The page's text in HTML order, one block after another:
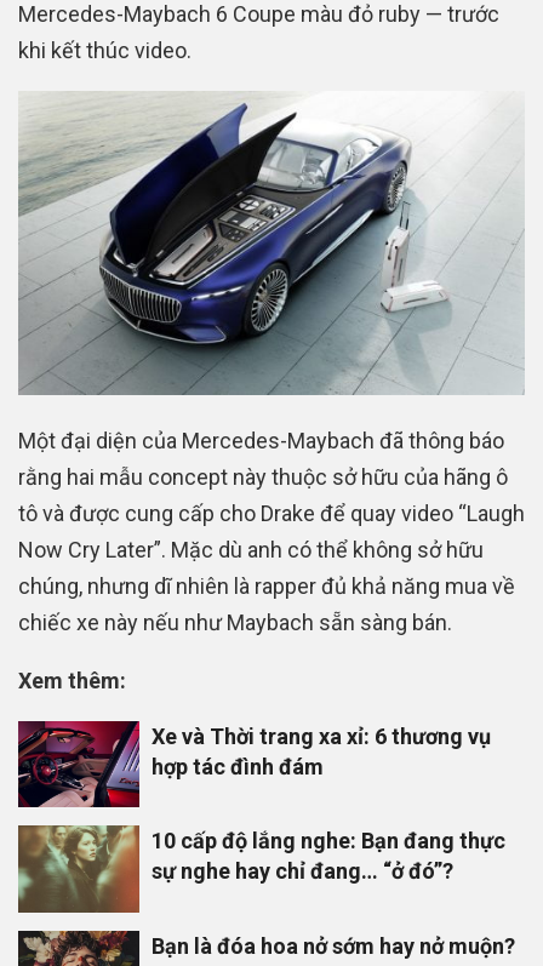
Mercedes-Maybach 6 Coupe màu đỏ ruby — trước
khi kết thúc video.
Một đại diện của Mercedes-Maybach đã thông báo
rằng hai mẫu concept này thuộc sở hữu của hãng ô
tô và được cung cấp cho Drake để quay video “Laugh
Now Cry Later”. Mặc dù anh có thể không sở hữu
chúng, nhưng dĩ nhiên là rapper đủ khả năng mua về
chiếc xe này nếu như Maybach sẵn sàng bán.
Xem thêm:
Xe và Thời trang xa xỉ: 6 thương vụ
hợp tác đình đám
10 cấp độ lắng nghe: Bạn đang thực
sự nghe hay chỉ đang… “ở đó”?
Bạn là đóa hoa nở sớm hay nở muộn?